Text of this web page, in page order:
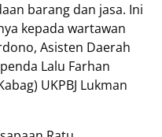
barang dan jasa. Ini
kepada wartawan
Asisten Daerah
Lalu Farhan
UKPBJ Lukman